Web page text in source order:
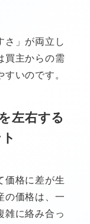
さ」が両立し
買主からの需
いのです。
左右する
価格に差が生
の価格は、一
雑に絡み合っ